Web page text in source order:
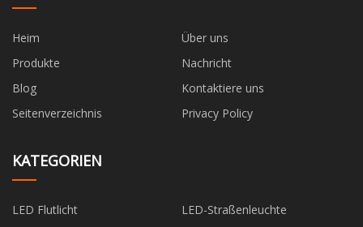
Heim
Über uns
Produkte
Nachricht
Blog
Kontaktiere uns
Seitenverzeichnis
Privacy Policy
KATEGORIEN
LED Flutlicht
LED-Straßenleuchte